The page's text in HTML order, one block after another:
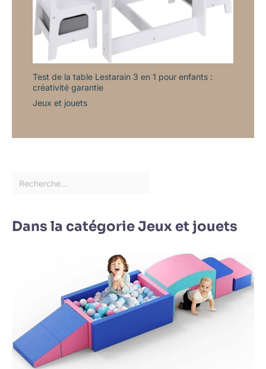
Test de la table Lestarain 3 en 1 pour enfants :
créativité garantie
Jeux et jouets
Dans la catégorie Jeux et jouets